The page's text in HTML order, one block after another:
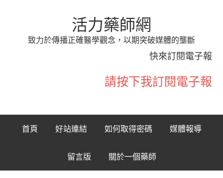
活力藥師網
致力於傳播正確醫學觀念，以期突破媒體的壟斷
快來訂閱電子報
請按下我訂閱電子報
首頁 好站連結 如何取得密碼 媒體報導
留言版 關於一個藥師